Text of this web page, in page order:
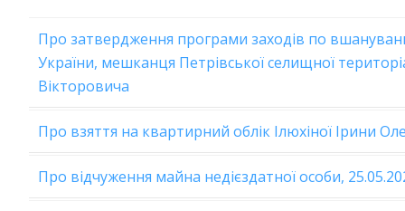
Про затвердження програми заходів по
України, мешканця Петрівської селищної
Вікторовича
Про взяття на квартирний облік Ілюхіної Ірини
Про відчуження майна недієздатної особи,